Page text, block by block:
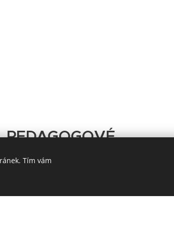
PEDAGOGOVÉ
Tím vám